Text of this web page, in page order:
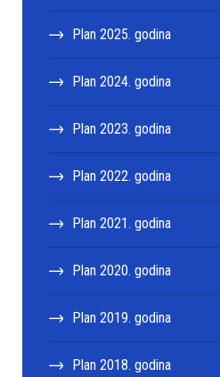
Plan 2025. godina
Plan 2024. godina
Plan 2023. godina
Plan 2022. godina
Plan 2021. godina
Plan 2020. godina
Plan 2019. godina
Plan 2018. godina